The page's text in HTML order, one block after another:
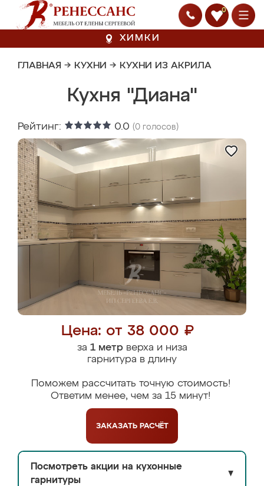
0
ХИМКИ
ГЛАВНАЯ → КУХНИ → КУХНИ ИЗ АКРИЛА
Кухня "Диана"
Рейтинг: 0.0 (0 голосов)
Цена: от 38 000 ₽
за 1 метрверха и низа
гарнитура в длину
Поможем рассчитать точную стоимость!
Ответим менее, чем за 15 минут!
ЗАКАЗАТЬ РАСЧЁТ
Посмотреть акции на кухонные
гарнитуры
▼